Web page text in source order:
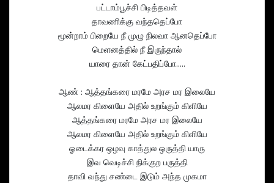
பட்டாம்பூச்சி பிடித்தவள்
தாவணிக்கு வந்ததெப்போ
மூன்றாம் பிறையே நீ முழு நிலவா ஆனதெப்போ
மெளனத்தில் நீ இருந்தால்
யாரை தான் கேட்பதிப்போ.....
ஆண் : ஆத்தங்கரை மரமே அரச மர இலையே
ஆலமர கிளையே அதில் உறங்கும் கிளியே
ஆத்தங்கரை மரமே அரச மர இலையே
ஆலமர கிளையே அதில் உறங்கும் கிளியே
ஓடைக்கர ஒழவு காத்துல ஒருத்தி யாரு
இவ வெடிச்சி நிக்குற பருத்தி
தாவி வந்து சண்டை இடும் அந்த முகமா